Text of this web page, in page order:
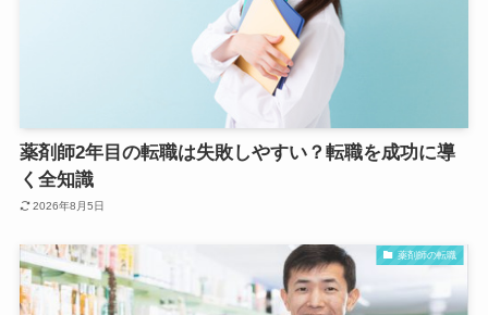
薬剤師2年目の転職は失敗しやすい？転職を成功に導
く全知識
2026年8月5日
薬剤師の転職